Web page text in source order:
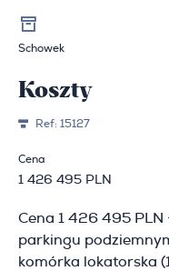
Schowek
Koszty
Ref: 15127
Cena
1 426 495 PLN
Cena 1 426 495 PLN
parkingu
komórka lokatorska